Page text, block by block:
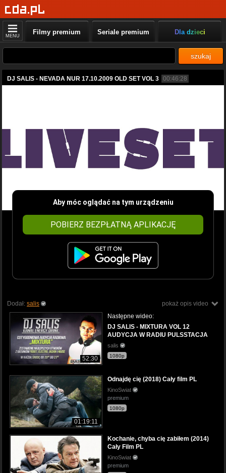
MENU Filmy premium Seriale premium Dla dzieci
szukaj
DJ SALIS - NEVADA NUR 17.10.2009 OLD SET VOL 3 00:46:28
Aby móc oglądać na tym urządzeniu
POBIERZ BEZPŁATNĄ APLIKACJĘ
pokaż opis video
Dodał: salis
52:30
Następne wideo:
DJ SALIS - MIXTURA VOL 12
AUDYCJA W RADIU PULSSTACJA
salis
1080p
01:19:11
Odnajdę cię (2018) Cały film PL
KinoSwiat
premium
1080p
Kochanie, chyba cię zabiłem (2014)
Cały Film PL
KinoSwiat
premium